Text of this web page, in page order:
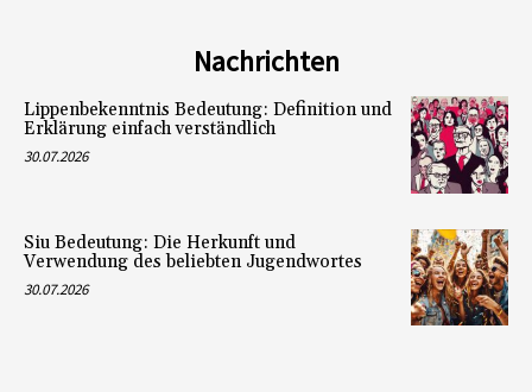
Nachrichten
Lippenbekenntnis Bedeutung: Definition und
Erklärung einfach verständlich
30.07.2026
Siu Bedeutung: Die Herkunft und
Verwendung des beliebten Jugendwortes
30.07.2026